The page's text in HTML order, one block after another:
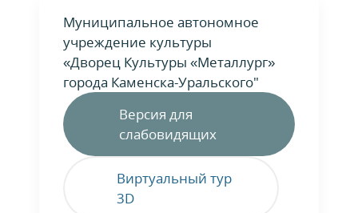
Муниципальное автономное
учреждение культуры
«Дворец Культуры «Металлург»
города Каменска-Уральского"
Версия для
слабовидящих
Виртуальный тур
3D